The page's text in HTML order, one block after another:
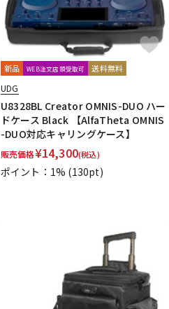
新品 WEB注文店頭受取可 送料無料
UDG
U8328BL Creator OMNIS-DUO ハー
ドケース Black 【AlfaTheta OMNIS
-DUO対応キャリングケース】
販売価格¥14,300(税込)
ポイント：1% (130pt)